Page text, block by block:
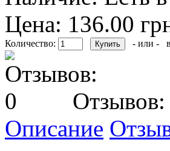
Цена: 136.00
Количество: - или -
Отзывов:
Описание